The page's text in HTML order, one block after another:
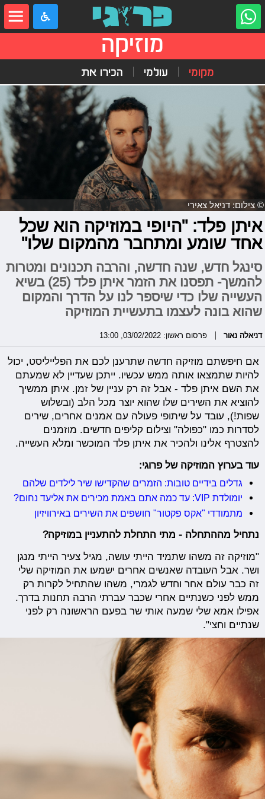
מוזיקה
מקומי עולמי הכירו את
© צילום: דניאל צאירי
איתן פלד: "היופי במוזיקה הוא שכל
אחד שומע ומתחבר מהמקום שלו"
סינגל חדש, שנה חדשה, והרבה תכנונים ומטרות
להמשך- תפסנו את הזמר איתן פלד (25) בשיא
העשייה שלו כדי שיספר לנו על הדרך והמקום
שהוא בונה לעצמו בתעשיית המוזיקה
דניאלה נאור פרסום ראשון: 03/02/2022, 13:00
אם חיפשתם מוזיקה חדשה שתרענן לכם את הפלייליסט, יכול
להיות שתמצאו אותה ממש עכשיו. ייתכן שעדיין לא שמעתם
את השם איתן פלד - אבל זה רק עניין של זמן. איתן ממשיך
להוציא את השירים שלו שהוא יוצר מכל הלב (ובשלוש
שפות!), עובד על שיתופי פעולה עם אמנים אחרים, שירים
לסדרות כמו "כפולה" וצילום קליפים חדשים. מוזמנים
להצטרף אלינו ולהכיר את איתן פלד המוכשר ומלא העשייה.
עוד בערוץ המוזיקה של פרוגי:
גדלים בידיים טובות: הזמרים שהקדישו שיר לילדים שלהם
יומולדת VIP: עד כמה אתם באמת מכירים את אליעד נחום?
מתמודדי "אקס פקטור" חושפים את השירים באירוויזיון
נתחיל מההתחלה - מתי התחלת להתעניין במוזיקה?
"מוזיקה זה משהו שתמיד הייתי עושה, מגיל צעיר הייתי מנגן
ושר. אבל העובדה שאנשים אחרים ישמעו את המוזיקה שלי
זה כבר עולם אחר וחדש לגמרי, משהו שהתחיל לקרות רק
ממש לפני כשנתיים אחרי שכבר עברתי הרבה תחנות בדרך.
אפילו אמא שלי שמעה אותי שר בפעם הראשונה רק לפני
שנתיים וחצי".